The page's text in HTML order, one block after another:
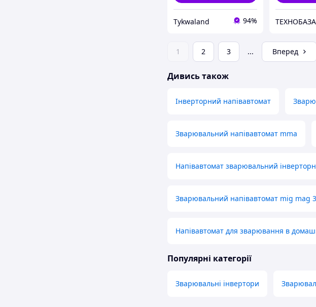
Tykwaland 94% ТЕХНОБАЗА
1 2 3 ... Вперед
Дивись також
Інверторний напівавтомат
Зварювальний напівавтомат mma
Напівавтомат зварювальний
Зварювальний напівавтомат mig mag
Напівавтомат для зварювання в
Популярні категорії
Зварювальні інвертори